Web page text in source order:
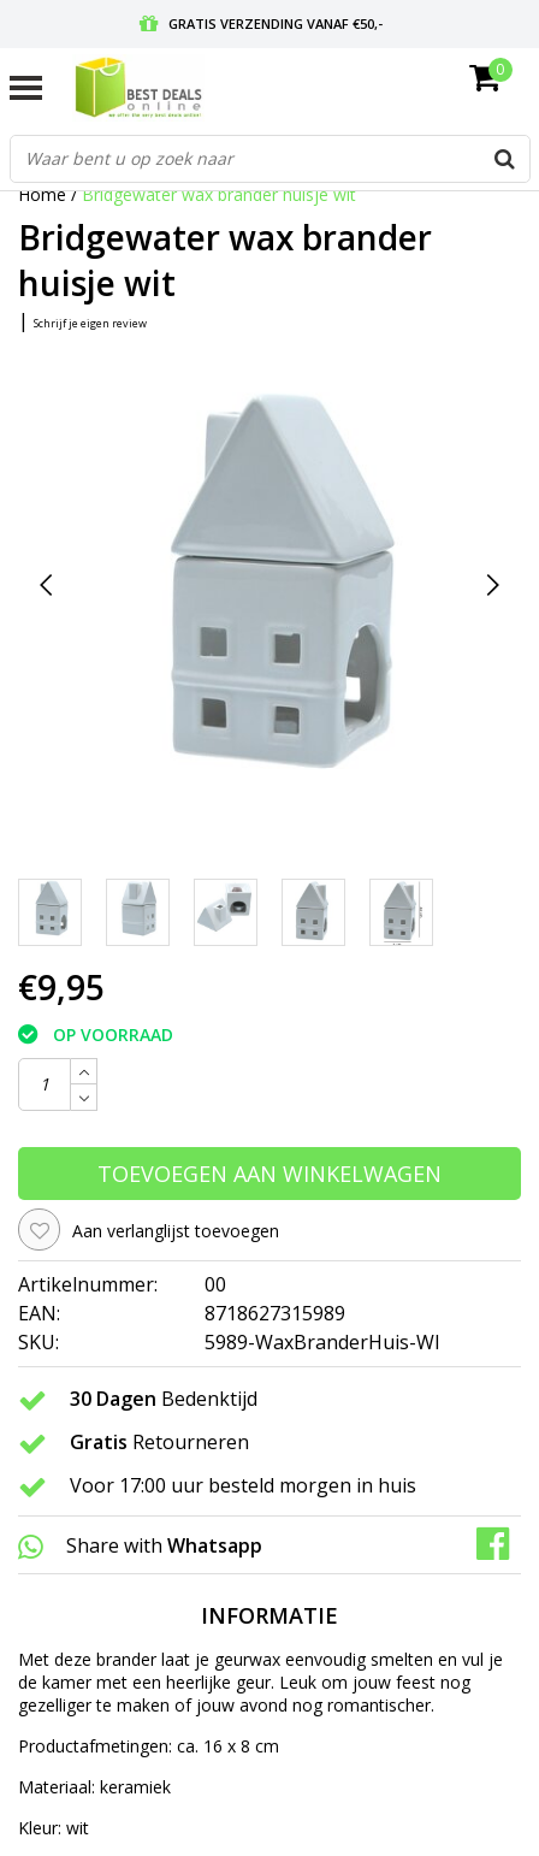
GRATIS VERZENDING VANAF €50,-
GRATIS RETOURNEREN EN 30 DAGEN BEDENKTIJD
0
Home/Bridgewater wax brander huisje wit
Bridgewater wax brander
huisje wit
| Schrijf je eigen review
€9,95
OP VOORRAAD
TOEVOEGEN AAN WINKELWAGEN
Aan verlanglijst toevoegen
Artikelnummer:
00
EAN:
8718627315989
SKU:
5989-WaxBranderHuis-WI
30 Dagen Bedenktijd
Gratis Retourneren
Voor 17:00 uur besteld morgen in huis
Share with Whatsapp
INFORMATIE
Met deze brander laat je geurwax eenvoudig smelten en vul je
de kamer met een heerlijke geur. Leuk om jouw feest nog
gezelliger te maken of jouw avond nog romantischer.
Productafmetingen: ca. 16 x 8 cm
Materiaal: keramiek
Kleur: wit